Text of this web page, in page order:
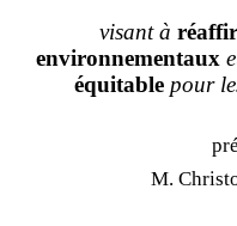
visant à
environnementaux
équitable pour
M.